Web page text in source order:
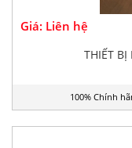
Giá: Liên hệ
THIẾT BỊ
100% Chính